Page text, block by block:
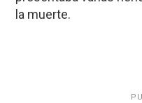
la muerte.